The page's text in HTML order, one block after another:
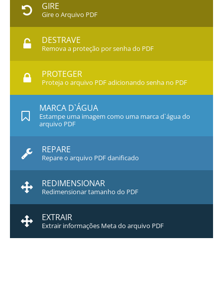
GIRE
Gire o Arquivo PDF
DESTRAVE
Remova a proteção por senha do PDF
PROTEGER
Proteja o arquivo PDF adicionando senha no PDF
MARCA D`ÁGUA
Estampe uma imagem como uma marca d`água do
arquivo PDF
REPARE
Repare o arquivo PDF danificado
REDIMENSIONAR
Redimensionar tamanho do PDF
EXTRAIR
Extrair informações Meta do arquivo PDF